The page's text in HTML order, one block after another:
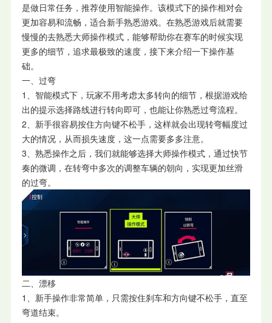
是做日常任务，推荐使用智能操作。该模式下的操作相对会
更加容易和流畅，适合新手熟悉游戏。在熟悉游戏后就需要
慢慢的去熟悉大师操作模式，能够帮助你在赛车的时候实现
更多的细节，追求最极致的速度，接下来介绍一下操作基
础。
一、过弯
1、智能模式下，玩家不用考虑太多转向的细节，根据游戏给
出的提示选择路线进行转向即可，也能让你熟悉过弯流程。
2、新手很容易按住方向键不松手，这样就会出现转弯幅度过
大的情况，从而损失速度，这一点需要多多注意。
3、熟悉操作之后，我们就能够选择大师操作模式，通过快节
奏的微调，在转弯中多次的调整车辆的朝向，实现更加丝滑
的过弯。
二、漂移
1、新手操作非常简单，只需按住刹车和方向键不松手，直至
弯道结束。